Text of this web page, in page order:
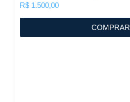
R$ 1.500,00
COMPRAR